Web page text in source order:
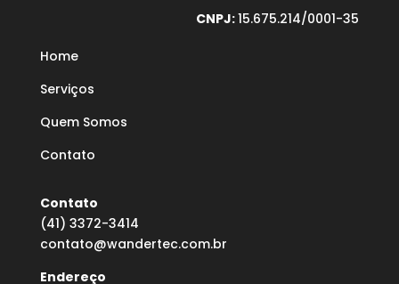
CNPJ:15.675.214/0001-35
Home
Serviços
Quem Somos
Contato
Contato
(41) 3372-3414
contato@wandertec.com.br
Endereço